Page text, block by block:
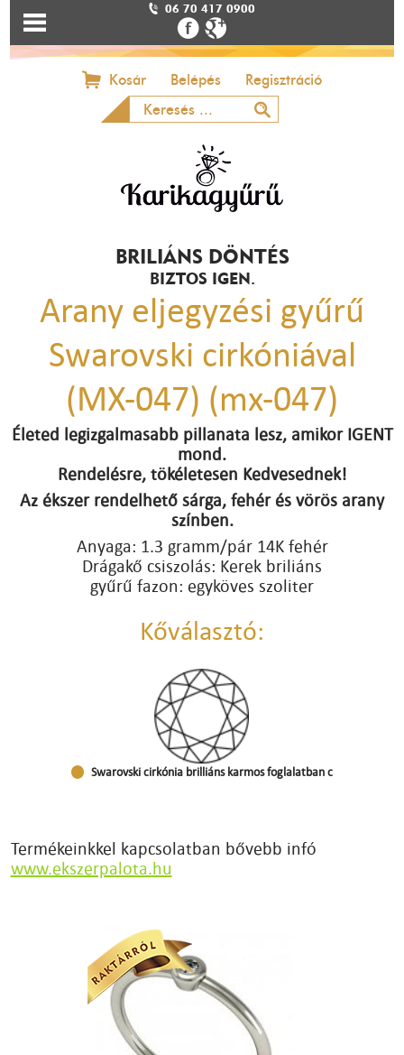
06 70 417 0900
Kosár Belépés Regisztráció
BRILIÁNS DÖNTÉS
BIZTOS IGEN.
Arany eljegyzési gyűrű
Swarovski cirkóniával
(MX-047) (mx-047)
Életed legizgalmasabb pillanata lesz, amikor IGENT
mond.
Rendelésre, tökéletesen Kedvesednek!
Az ékszer rendelhető sárga, fehér és vörös arany
színben.
Anyaga: 1.3 gramm/pár 14K fehér
Drágakő csiszolás: Kerek briliáns
gyűrű fazon: egyköves szoliter
Kőválasztó:
Swarovski cirkónia brilliáns karmos foglalatban c
Termékeinkkel kapcsolatban bővebb infó
www.ekszerpalota.hu